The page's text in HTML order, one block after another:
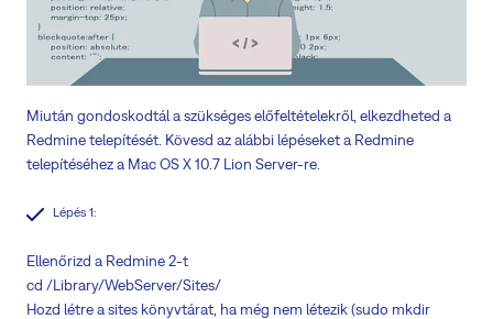
Miután gondoskodtál a szükséges előfeltételekről, elkezdheted a
Redmine telepítését. Kövesd az alábbi lépéseket a Redmine
telepítéséhez a Mac OS X 10.7 Lion Server-re.
Lépés 1:
Ellenőrizd a Redmine 2-t
cd /Library/WebServer/Sites/
Hozd létre a sites könyvtárat, ha még nem létezik (sudo mkdir